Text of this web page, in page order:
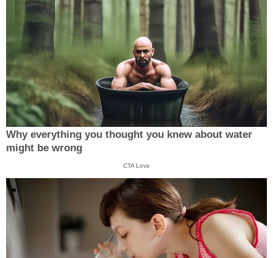
Why everything you thought you knew about water
might be wrong
CTA Love